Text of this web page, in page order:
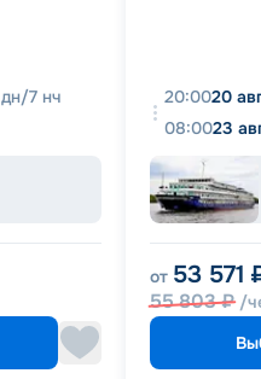
дн/7 нч
20:0020
08:0023
от 53 571
55 803₽ /